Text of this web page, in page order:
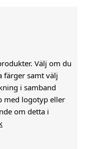
Välj om du
färger samt välj
i samband
med logotyp eller
om detta i